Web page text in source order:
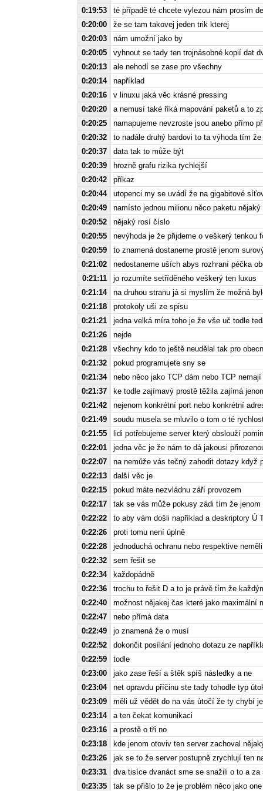
0:19:53
té případě té chcete vylezou nám prosím
0:20:00
že se tam takovej jeden trik kterej
0:20:03
nám umožní jako by
0:20:05
vyhnout se tady ten trojnásobné kopií dat
0:20:13
ale nehodí se zase pro všechny
0:20:14
například
0:20:16
v linuxu jaká věc krásné pressing
0:20:20
a nemusí také říká mapování paketů a to
0:20:25
namapujeme nevzroste jsou anebo přímo
0:20:32
to nadále druhý bardovi to ta výhoda tím
0:20:37
data tak to může být
0:20:39
hrozně grafu rizika rychlejší
0:20:42
příkaz
0:20:44
utopenci my se uvádí že na gigabitové
0:20:49
namísto jednou milionu něco paketu nějaký
0:20:52
nějaký rosí číslo
0:20:55
nevýhoda je že přijdeme o veškerý tenkou
0:20:59
to znamená dostaneme prostě jenom
0:21:02
nedostaneme uších abys rozhraní péčka
0:21:11
jo rozumíte setříděného veškerý ten luxus
0:21:14
na druhou stranu já si myslím že možná
0:21:18
protokoly uši ze spisu
0:21:21
jedna velká míra toho je že vše uč todle
0:21:26
nejde
0:21:28
všechny kdo to ještě neudělal tak pro
0:21:32
pokud programujete sny se
0:21:34
nebo něco jako TCP dám nebo TCP
0:21:37
ke todle zajímavý prostě těžila zajímá
0:21:42
nejenom konkrétní port nebo konkrétní
0:21:49
soudu musela se mluvilo o tom o té
0:21:55
lidi potřebujeme server který obslouží
0:22:01
jedna věc je že nám to dá jakousi
0:22:07
na nemůže vás tečný zahodit dotazy když
0:22:13
další věc je
0:22:15
pokud máte nezvládnu září provozem
0:22:17
tak se vás může pokusy zádi tím že
0:22:22
to aby vám došli například a deskriptory Ú
0:22:26
proti tomu není úplně
0:22:28
jednoduchá ochranu nebo respektive
0:22:32
sem řešit se
0:22:34
každopádně
0:22:36
trochu to řešit D a to je právě tím že
0:22:40
možnost nějakej čas které jako maximální
0:22:47
nebo přímá data
0:22:49
jo znamená že o musí
0:22:52
dokončit posílání jednoho dotazu ze
0:22:59
todle
0:23:00
jako zase řeší a štěk spíš následky a ne
0:23:04
net opravdu příčinu ste tady tohodle typ
0:23:09
měli už vědět do na vás útočí že ty chybí
0:23:14
a ten čekat komunikaci
0:23:16
a prostě o tři no
0:23:18
kde jenom otoviv ten server zachoval
0:23:26
jak se to že server postupně zrychlují ten
0:23:31
dva tisíce dvanáct sme se snažili o to a za
0:23:35
tak se přišlo to že je problém něco jako